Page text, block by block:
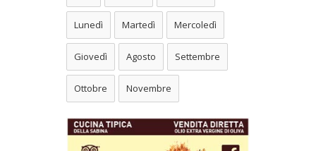
Lunedì Martedì Mercoledì
Giovedì Agosto Settembre
Ottobre Novembre